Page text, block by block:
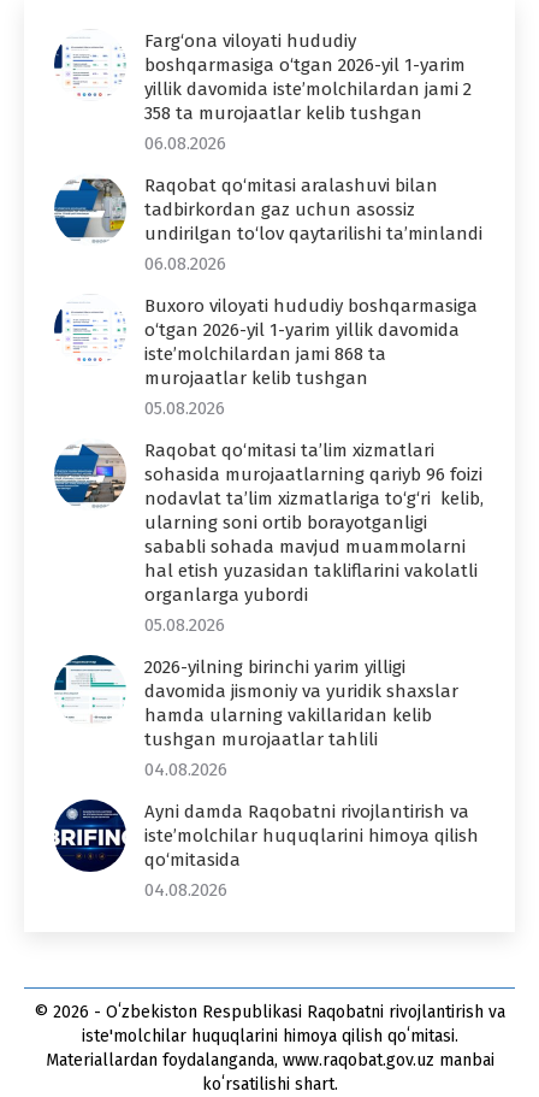
Farg‘ona viloyati hududiy
boshqarmasiga o‘tgan 2026-yil 1-yarim
yillik davomida iste’molchilardan jami 2
358 ta murojaatlar kelib tushgan
06.08.2026
Raqobat qo‘mitasi aralashuvi bilan
tadbirkordan gaz uchun asossiz
undirilgan to‘lov qaytarilishi ta’minlandi
06.08.2026
Buxoro viloyati hududiy boshqarmasiga
o‘tgan 2026-yil 1-yarim yillik davomida
iste’molchilardan jami 868 ta
murojaatlar kelib tushgan
05.08.2026
Raqobat qo‘mitasi ta’lim xizmatlari
sohasida murojaatlarning qariyb 96 foizi
nodavlat ta’lim xizmatlariga to‘g‘ri kelib,
ularning soni ortib borayotganligi
sababli sohada mavjud muammolarni
hal etish yuzasidan takliflarini vakolatli
organlarga yubordi
05.08.2026
2026-yilning birinchi yarim yilligi
davomida jismoniy va yuridik shaxslar
hamda ularning vakillaridan kelib
tushgan murojaatlar tahlili
04.08.2026
Ayni damda Raqobatni rivojlantirish va
iste’molchilar huquqlarini himoya qilish
qo‘mitasida
04.08.2026
© 2026 - Oʻzbekiston Respublikasi Raqobatni rivojlantirish va
iste'molchilar huquqlarini himoya qilish qoʻmitasi.
Materiallardan foydalanganda, www.raqobat.gov.uz manbai
koʻrsatilishi shart.